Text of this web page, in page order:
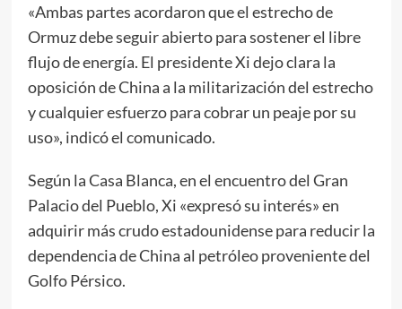
«Ambas partes acordaron que el estrecho de
Ormuz debe seguir abierto para sostener el libre
flujo de energía. El presidente Xi dejo clara la
oposición de China a la militarización del estrecho
y cualquier esfuerzo para cobrar un peaje por su
uso», indicó el comunicado.
Según la Casa Blanca, en el encuentro del Gran
Palacio del Pueblo, Xi «expresó su interés» en
adquirir más crudo estadounidense para reducir la
dependencia de China al petróleo proveniente del
Golfo Pérsico.